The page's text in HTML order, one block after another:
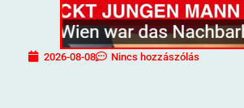
2026-08-08 Nincs hozzászólás